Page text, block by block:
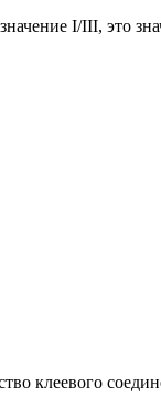
I/III, это
клеевого